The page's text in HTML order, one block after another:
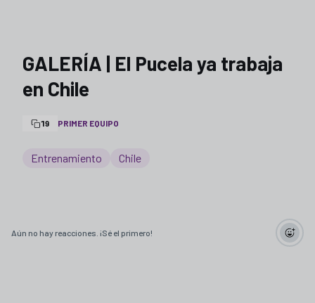
GALERÍA | El Pucela ya trabaja
en Chile
19 PRIMER EQUIPO
Entrenamiento Chile
Aún no hay reacciones. ¡Sé el primero!